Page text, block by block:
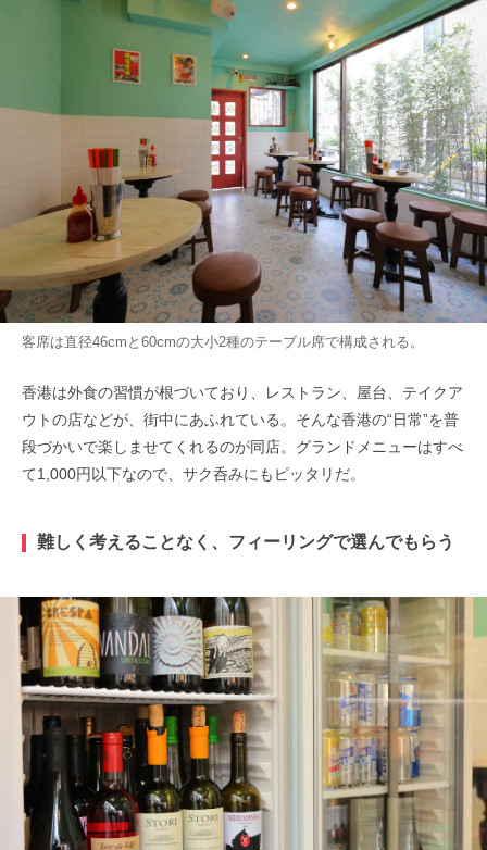
客席は直径46cmと60cmの大小2種のテーブル席で構成される。
香港は外食の習慣が根づいており、レストラン、屋台、テイクア
ウトの店などが、街中にあふれている。そんな香港の“日常”を普
段づかいで楽しませてくれるのが同店。グランドメニューはすべ
て1,000円以下なので、サク呑みにもピッタリだ。
難しく考えることなく、フィーリングで選んでもらう